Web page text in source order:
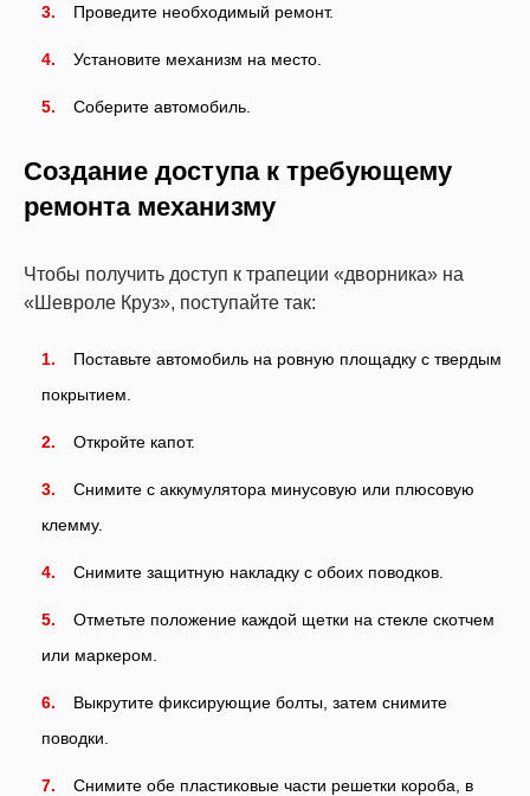
Проведите необходимый ремонт.
Установите механизм на место.
Соберите автомобиль.
Создание доступа к требующему
ремонта механизму
Чтобы получить доступ к трапеции «дворника» на
«Шевроле Круз», поступайте так:
Поставьте автомобиль на ровную площадку с твердым
покрытием.
Откройте капот.
Снимите с аккумулятора минусовую или плюсовую
клемму.
Снимите защитную накладку с обоих поводков.
Отметьте положение каждой щетки на стекле скотчем
или маркером.
Выкрутите фиксирующие болты, затем снимите
поводки.
Снимите обе пластиковые части решетки короба, в